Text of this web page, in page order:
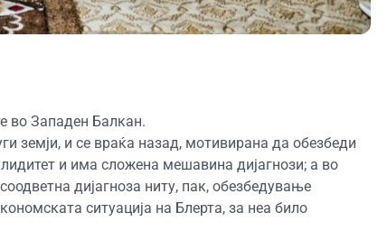
во Западен Балкан.
земји, и се враќа назад, мотивирана да обезбеди
и има сложена мешавина дијагнози; а во
дијагноза ниту, пак, обезбедување
ситуација на Блерта, за неа било